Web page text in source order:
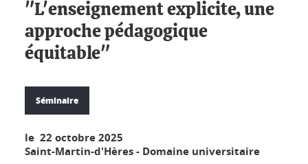
"L'enseignement explicite, une
approche pédagogique
équitable"
Séminaire
le 22 octobre 2025
Saint-Martin-d'Hères - Domaine universitaire